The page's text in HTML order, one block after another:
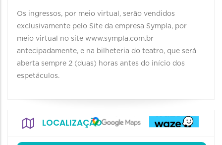
Os ingressos, por meio virtual, serão vendidos
exclusivamente pelo Site da empresa Sympla, por
meio virtual no site www.sympla.com.br
antecipadamente, e na bilheteria do teatro, que será
aberta sempre 2 (duas) horas antes do início dos
espetáculos.
LOCALIZAÇÃO